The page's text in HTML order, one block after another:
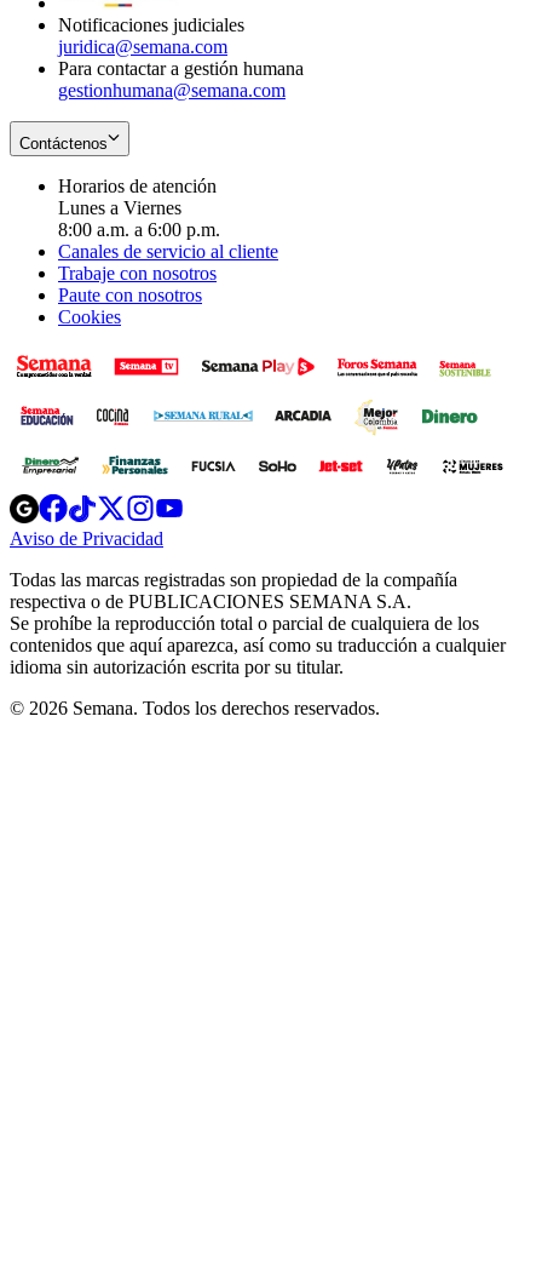
Notificaciones judiciales
juridica@semana.com
Para contactar a gestión humana
gestionhumana@semana.com
Contáctenos
Horarios de atención
Lunes a Viernes
8:00 a.m. a 6:00 p.m.
Canales de servicio al cliente
Trabaje con nosotros
Paute con nosotros
Cookies
Opens
in
new
Opens
in
new
Opens
in
new
window
Opens
new
windowwindow
Aviso de Privacidad
new
window
Todas las marcas registradas son propiedad de la compañía
respectiva o de PUBLICACIONES SEMANA S.A.
Se prohíbe la reproducción total o parcial de cualquiera de los
contenidos que aquí aparezca, así como su traducción a cualquier
idioma sin autorización escrita por su titular.
© 2026 Semana. Todos los derechos reservados.